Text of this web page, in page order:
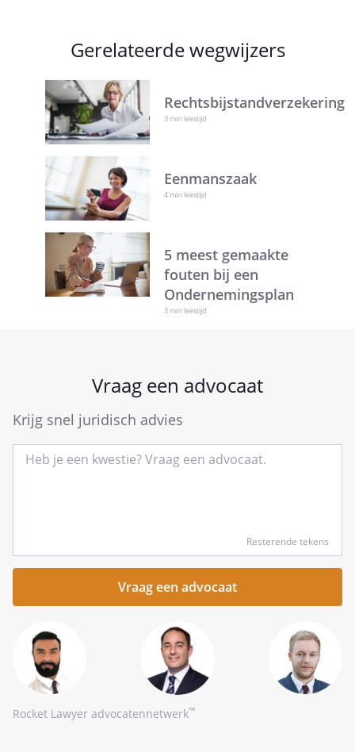
Gerelateerde wegwijzers
Rechtsbijstandverzekering
3 min leestijd
Eenmanszaak
4 min leestijd
5 meest gemaakte
fouten bij een
Ondernemingsplan
3 min leestijd
Vraag een advocaat
Krijg snel juridisch advies
hier
kort
vraag
Resterende tekens
Rocket Lawyer advocatennetwerk™